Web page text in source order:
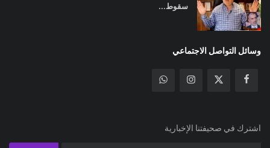
سقوط...
وسائل التواصل الاجتماعي
اشترك في صحيفتنا الإخبارية